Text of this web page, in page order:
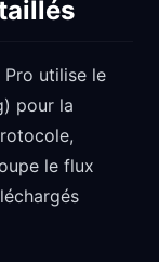
Pro utilise le
pour la
le flux